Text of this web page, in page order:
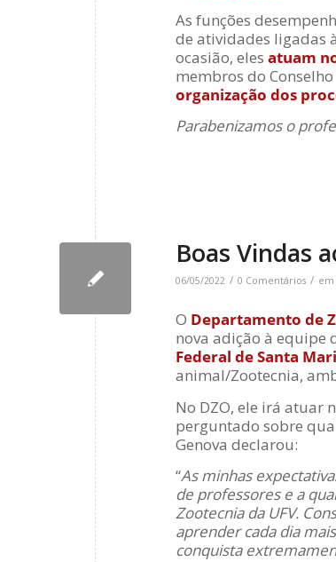
As funções
de atividades ligadas
ocasião, eles atuam
membros do
organização dos
Parabenizamos o
Boas Vindas
06/05/2022 / 0 Comentários / em
O Departamento de
nova adição à equipe
Federal de Santa
animal/Zootecnia,
No DZO, ele irá atuar
perguntado sobre
Genova declarou:
“As minhas
de professores e a
Zootecnia da UFV.
aprender cada dia
conquista